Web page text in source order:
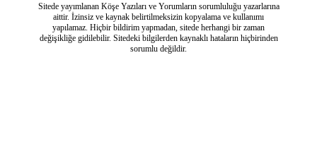
Sitede yayımlanan Köşe Yazıları ve Yorumların sorumluluğu yazarlarına
aittir. İzinsiz ve kaynak belirtilmeksizin kopyalama ve kullanımı
yapılamaz. Hiçbir bildirim yapmadan, sitede herhangi bir zaman
değişikliğe gidilebilir. Sitedeki bilgilerden kaynaklı hataların hiçbirinden
sorumlu değildir.